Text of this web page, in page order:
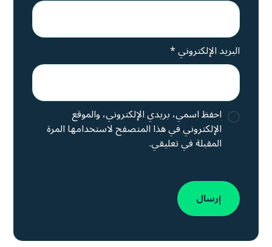
البريد الإلكتروني*
احفظ اسمي، بريدي الإلكتروني، والموقع
الإلكتروني في هذا المتصفح لاستخدامها المرة
المقبلة في تعليقي.
إرسال